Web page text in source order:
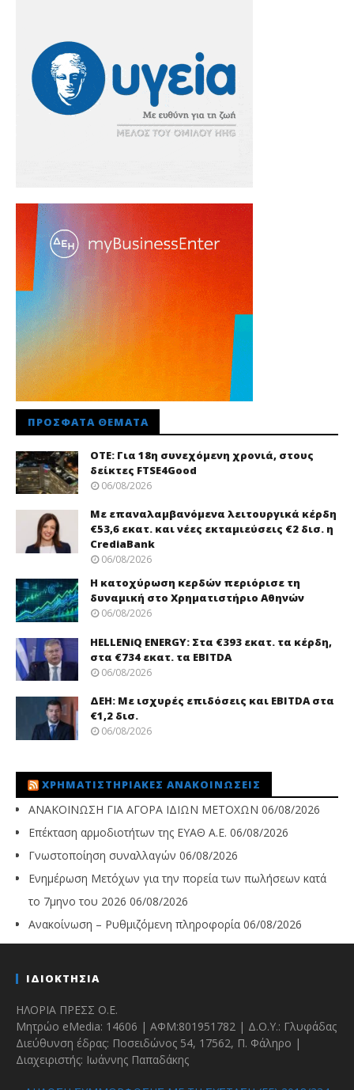
ΠΡΌΣΦΑΤΑ ΘΈΜΑΤΑ
ΟΤΕ: Για 18η συνεχόμενη χρονιά, στους
δείκτες FTSE4Good
06/08/2026
Με επαναλαμβανόμενα λειτουργικά κέρδη
€53,6 εκατ. και νέες εκταμιεύσεις €2 δισ. η
CrediaBank
06/08/2026
Η κατοχύρωση κερδών περιόρισε τη
δυναμική στο Χρηματιστήριο Αθηνών
06/08/2026
HELLENiQ ENERGY: Στα €393 εκατ. τα κέρδη,
στα €734 εκατ. τα EBITDA
06/08/2026
ΔΕΗ: Με ισχυρές επιδόσεις και EBITDA στα
€1,2 δισ.
06/08/2026
ΧΡΗΜΑΤΙΣΤΗΡΙΑΚΈΣ ΑΝΑΚΟΙΝΏΣΕΙΣ
ΑΝΑΚΟΙΝΩΣΗ ΓΙΑ ΑΓΟΡΑ ΙΔΙΩΝ ΜΕΤΟΧΩΝ 06/08/2026
Επέκταση αρμοδιοτήτων της ΕΥΑΘ Α.Ε. 06/08/2026
Γνωστοποίηση συναλλαγών 06/08/2026
Ενημέρωση Μετόχων για την πορεία των πωλήσεων κατά
το 7μηνο του 2026 06/08/2026
Ανακοίνωση – Ρυθμιζόμενη πληροφορία 06/08/2026
ΙΔΙΟΚΤΗΣΙΑ
ΗΛΟΡΙΑ ΠΡΕΣΣ Ο.Ε.
Μητρώο eMedia: 14606 | ΑΦΜ:801951782 | Δ.Ο.Υ.: Γλυφάδας
Διεύθυνση έδρας: Ποσειδώνος 54, 17562, Π. Φάληρο |
Διαχειριστής: Ιωάννης Παπαδάκης